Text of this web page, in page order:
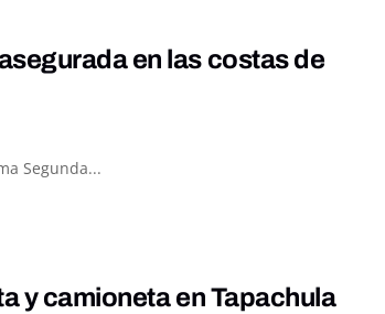
en las costas de
Segunda...
y camioneta en Tapachula